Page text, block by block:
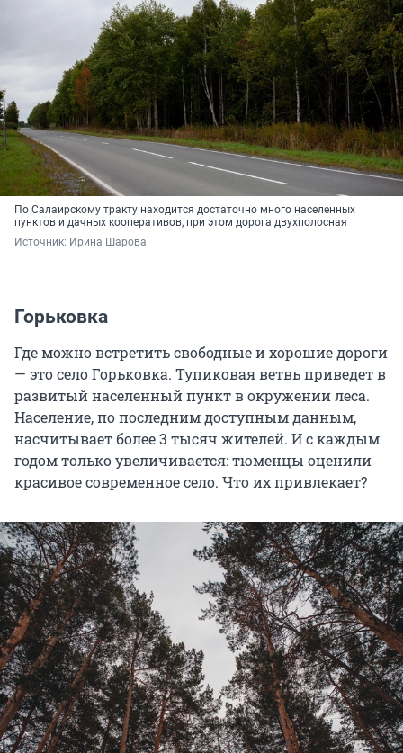
По Салаирскому тракту находится достаточно много населенных
пунктов и дачных кооперативов, при этом дорога двухполосная
Источник: Ирина Шарова
Горьковка
Где можно встретить свободные и хорошие дороги
— это село Горьковка. Тупиковая ветвь приведет в
развитый населенный пункт в окружении леса.
Население, по последним доступным данным,
насчитывает более 3 тысяч жителей. И с каждым
годом только увеличивается: тюменцы оценили
красивое современное село. Что их привлекает?